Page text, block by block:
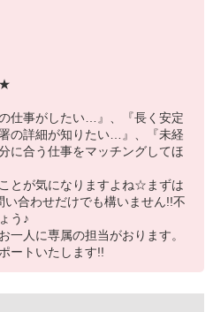
★
仕事がしたい…』、『長く安定
の詳細が知りたい…』、『未経
に合う仕事をマッチングしてほ
とが気になりますよね☆まずは
合わせだけでも構いません!!不
う♪
一人に専属の担当がおります。
ートいたします!!